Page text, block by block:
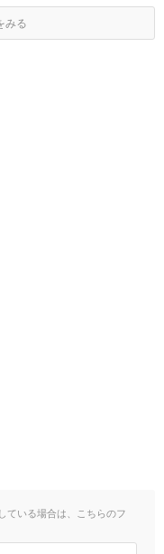
みる
ている場合は、こちらのフ